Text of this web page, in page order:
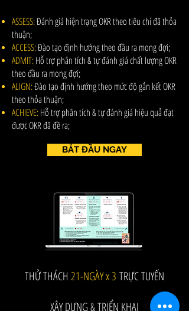
ASSESS:Đánh giá hiện trạng OKR theo tiêu chí đã thỏa
thuận;
ACCESS:Đào tạo định hướng theo đầu ra mong đợi;
ADMIT:Hỗ trợ phân tích & tự đánh giá chất lượng OKR
theo đầu ra mong đợi;
ALIGN:Đào tạo định hướng theo mức độ gắn kết OKR
theo thỏa thuận;
ACHIEVE:Hỗ trợ phân tích & tự đánh giá hiệu quả đạt
được OKR đã đề ra;
BẮT ĐẦU NGAY
THỬ THÁCH 21-NGÀY x 3 TRỰC TUYẾN
XÂY DỰNG & TRIỂN KHAI